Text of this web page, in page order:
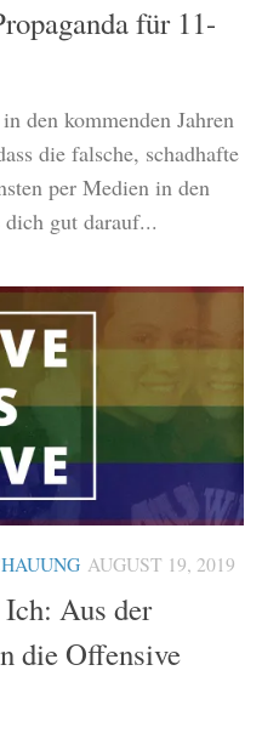
für 11-
den kommenden Jahren
die falsche, schadhafte
per Medien in den
gut darauf...
AUGUST 19, 2019
Ich: Aus der
die Offensive